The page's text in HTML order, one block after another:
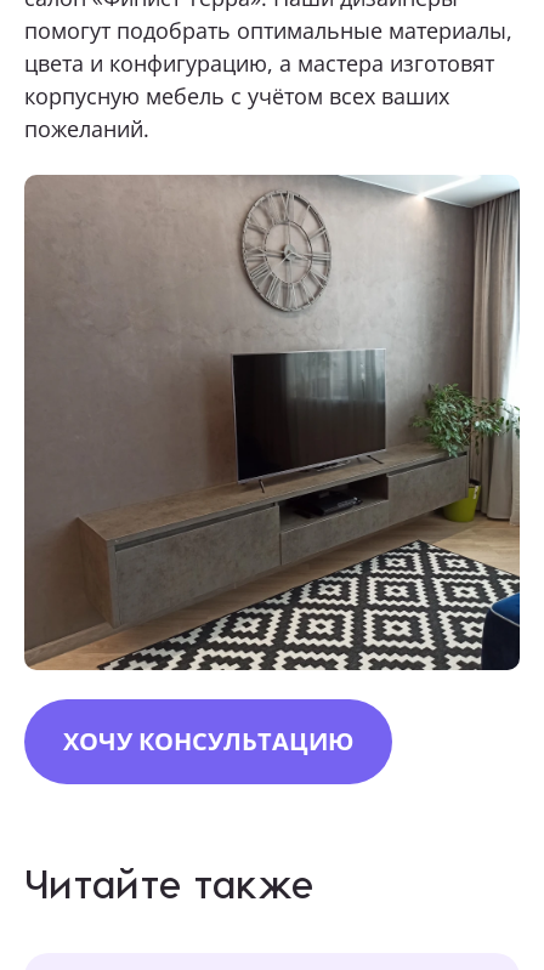
помогут подобрать оптимальные материалы,
цвета и конфигурацию, а мастера изготовят
корпусную мебель с учётом всех ваших
пожеланий.
ХОЧУ КОНСУЛЬТАЦИЮ
Читайте также